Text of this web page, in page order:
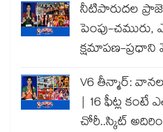
నీటిపారుదల
పెంపు-చమురు,
క్షమాపణ-
V6 తీన్మార్:
| 16 ఫీట్ల కంటే
చోరీ..స్కిట్